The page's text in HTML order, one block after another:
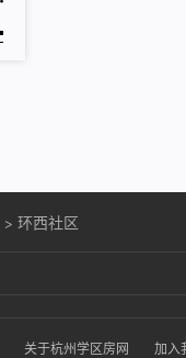
>环西社区
关于杭州学区房网
加入